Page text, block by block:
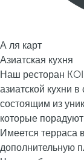
А ля карт
Азиатская кухня
Наш ресторан
азиатской кухни
состоящим из
которые
Имеется терраса
дополнительную